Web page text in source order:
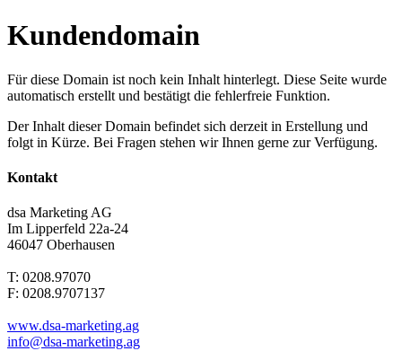
Kundendomain
Für diese Domain ist noch kein Inhalt hinterlegt. Diese Seite wurde
automatisch erstellt und bestätigt die fehlerfreie Funktion.
Der Inhalt dieser Domain befindet sich derzeit in Erstellung und
folgt in Kürze. Bei Fragen stehen wir Ihnen gerne zur Verfügung.
Kontakt
dsa Marketing AG
Im Lipperfeld 22a-24
46047 Oberhausen
T: 0208.97070
F: 0208.9707137
www.dsa-marketing.ag
info@dsa-marketing.ag